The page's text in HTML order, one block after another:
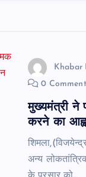
Khabar
0
मुख्यमंत्री ने
करने का
अन्य